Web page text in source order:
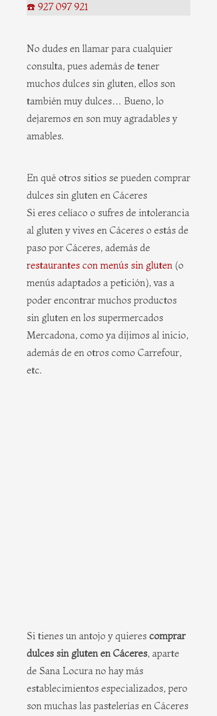
☎️ 927 097 921
No dudes en llamar para cualquier
consulta, pues además de tener
muchos dulces sin gluten, ellos son
también muy dulces… Bueno, lo
dejaremos en son muy agradables y
amables.
En qué otros sitios se pueden comprar
dulces sin gluten en Cáceres
Si eres celíaco o sufres de intolerancia
al gluten y vives en Cáceres o estás de
paso por Cáceres, además de
restaurantes con menús sin gluten (o
menús adaptados a petición), vas a
poder encontrar muchos productos
sin gluten en los supermercados
Mercadona, como ya dijimos al inicio,
además de en otros como Carrefour,
etc.
Si tienes un antojo y quieres comprar
dulces sin gluten en Cáceres, aparte
de Sana Locura no hay más
establecimientos especializados, pero
son muchas las pastelerías en Cáceres